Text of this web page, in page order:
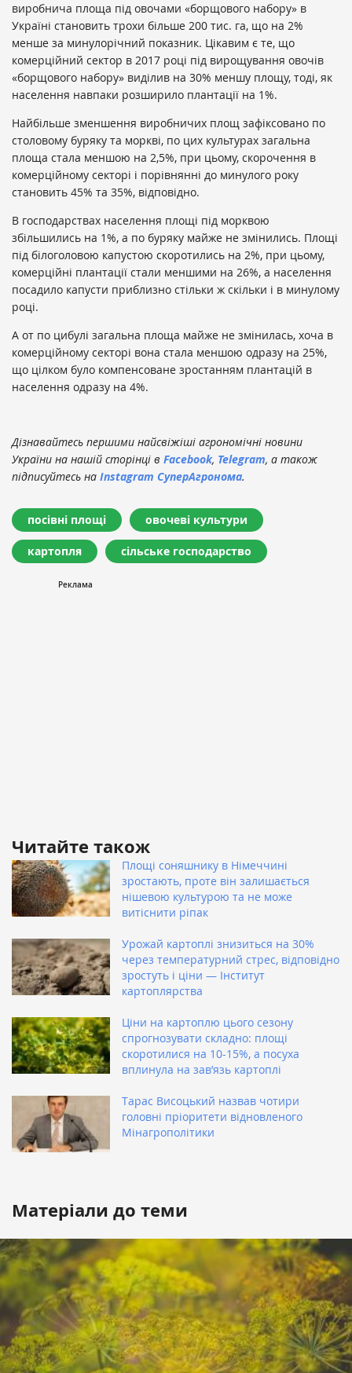
виробнича площа під овочами «борщового набору» в
Україні становить трохи більше 200 тис. га, що на 2%
менше за минулорічний показник. Цікавим є те, що
комерційний сектор в 2017 році під вирощування овочів
«борщового набору» виділив на 30% меншу площу, тоді, як
населення навпаки розширило плантації на 1%.
Найбільше зменшення виробничих площ зафіксовано по
столовому буряку та моркві, по цих культурах загальна
площа стала меншою на 2,5%, при цьому, скорочення в
комерційному секторі і порівнянні до минулого року
становить 45% та 35%, відповідно.
В господарствах населення площі під морквою
збільшились на 1%, а по буряку майже не змінились. Площі
під білоголовою капустою скоротились на 2%, при цьому,
комерційні плантації стали меншими на 26%, а населення
посадило капусти приблизно стільки ж скільки і в минулому
році.
А от по цибулі загальна площа майже не змінилась, хоча в
комерційному секторі вона стала меншою одразу на 25%,
що цілком було компенсоване зростанням плантацій в
населення одразу на 4%.
Дізнавайтесь першими найсвіжіші агрономічні новини
України на нашій сторінці в Facebook, Telegram, а також
підписуйтесь на Instagram СуперАгронома.
посівні площі овочеві культури
картопля сільське господарство
Читайте також
Площі соняшнику в Німеччині
зростають, проте він залишається
нішевою культурою та не може
витіснити ріпак
Урожай картоплі знизиться на 30%
через температурний стрес, відповідно
зростуть і ціни — Інститут
картоплярства
Ціни на картоплю цього сезону
спрогнозувати складно: площі
скоротилися на 10-15%, а посуха
вплинула на зав’язь картоплі
Тарас Висоцький назвав чотири
головні пріоритети відновленого
Мінагрополітики
Матеріали до теми